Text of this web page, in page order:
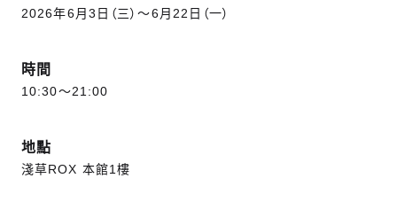
2026年6月3日（三）～6月22日（一）
時間
10:30～21:00
地點
淺草ROX 本館1樓